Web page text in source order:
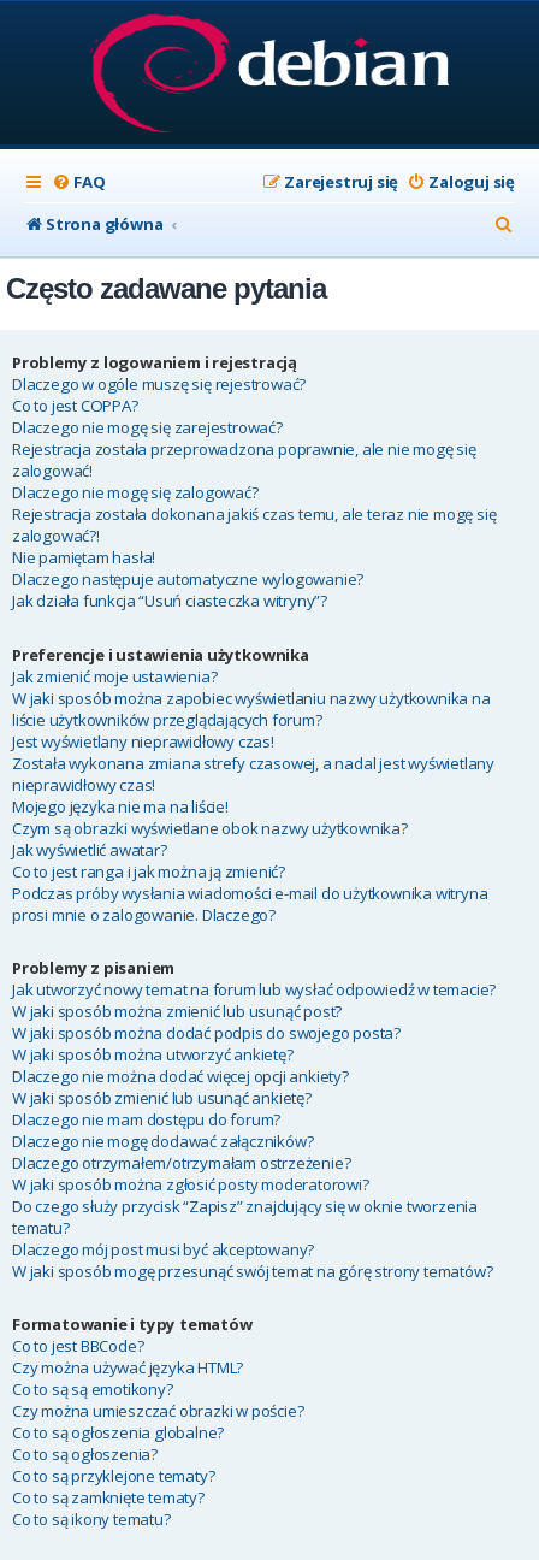
FAQ Zaloguj się
Zarejestruj się
Strona główna
z
Często zadawane pytania
Problemy z logowaniem i rejestracją
Dlaczego w ogóle muszę się rejestrować?
Co to jest COPPA?
Dlaczego nie mogę się zarejestrować?
Rejestracja została przeprowadzona poprawnie, ale nie mogę się
zalogować!
Dlaczego nie mogę się zalogować?
Rejestracja została dokonana jakiś czas temu, ale teraz nie mogę się
zalogować?!
Nie pamiętam hasła!
Dlaczego następuje automatyczne wylogowanie?
Jak działa funkcja “Usuń ciasteczka witryny”?
Preferencje i ustawienia użytkownika
Jak zmienić moje ustawienia?
W jaki sposób można zapobiec wyświetlaniu nazwy użytkownika na
liście użytkowników przeglądających forum?
Jest wyświetlany nieprawidłowy czas!
Została wykonana zmiana strefy czasowej, a nadal jest wyświetlany
nieprawidłowy czas!
Mojego języka nie ma na liście!
Czym są obrazki wyświetlane obok nazwy użytkownika?
Jak wyświetlić awatar?
Co to jest ranga i jak można ją zmienić?
Podczas próby wysłania wiadomości e-mail do użytkownika witryna
prosi mnie o zalogowanie. Dlaczego?
Problemy z pisaniem
Jak utworzyć nowy temat na forum lub wysłać odpowiedź w temacie?
W jaki sposób można zmienić lub usunąć post?
W jaki sposób można dodać podpis do swojego posta?
W jaki sposób można utworzyć ankietę?
Dlaczego nie można dodać więcej opcji ankiety?
W jaki sposób zmienić lub usunąć ankietę?
Dlaczego nie mam dostępu do forum?
Dlaczego nie mogę dodawać załączników?
Dlaczego otrzymałem/otrzymałam ostrzeżenie?
W jaki sposób można zgłosić posty moderatorowi?
Do czego służy przycisk “Zapisz” znajdujący się w oknie tworzenia
tematu?
Dlaczego mój post musi być akceptowany?
W jaki sposób mogę przesunąć swój temat na górę strony tematów?
Formatowanie i typy tematów
Co to jest BBCode?
Czy można używać języka HTML?
Co to są są emotikony?
Czy można umieszczać obrazki w poście?
Co to są ogłoszenia globalne?
Co to są ogłoszenia?
Co to są przyklejone tematy?
Co to są zamknięte tematy?
Co to są ikony tematu?